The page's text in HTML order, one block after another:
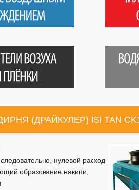
(ДРАЙКУЛЕР) ISI TAN
нулевой расход
образование накипи,